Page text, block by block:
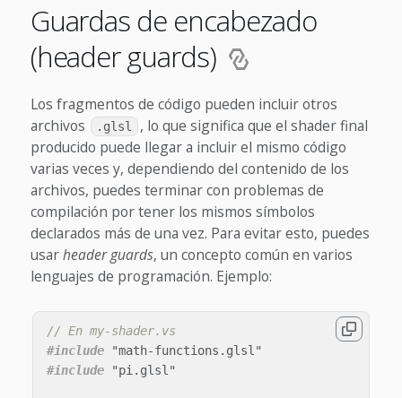
Guardas de encabezado
(header guards)
Los fragmentos de código pueden incluir otros
archivos
.glsl
, lo que significa que el shader final
producido puede llegar a incluir el mismo código
varias veces y, dependiendo del contenido de los
archivos, puedes terminar con problemas de
compilación por tener los mismos símbolos
declarados más de una vez. Para evitar esto, puedes
usarheader guards, un concepto común en varios
lenguajes de programación. Ejemplo:
// En my-shader.vs
#include
"math-functions.glsl"
#include
"pi.glsl"